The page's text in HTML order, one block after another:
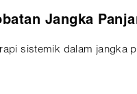
Jangka
sistemik dalam jangka